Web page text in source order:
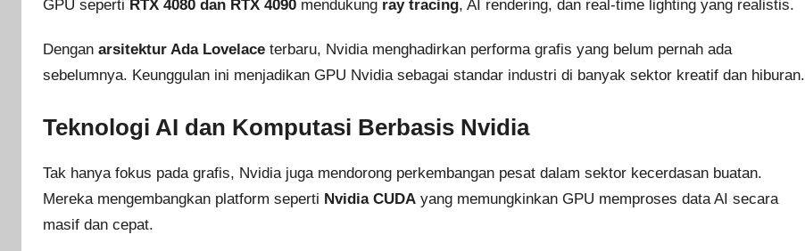
GPU seperti RTX 4080 dan RTX 4090 mendukung ray tracing, AI rendering, dan real-time lighting yang realistis.
Dengan arsitektur Ada Lovelace terbaru, Nvidia menghadirkan performa grafis yang belum pernah ada
sebelumnya. Keunggulan ini menjadikan GPU Nvidia sebagai standar industri di banyak sektor kreatif dan hiburan.
Teknologi AI dan Komputasi Berbasis Nvidia
Tak hanya fokus pada grafis, Nvidia juga mendorong perkembangan pesat dalam sektor kecerdasan buatan.
Mereka mengembangkan platform seperti Nvidia CUDA yang memungkinkan GPU memproses data AI secara
masif dan cepat.